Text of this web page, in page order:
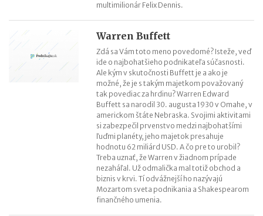
multimilionár Felix Dennis.
Warren Buffett
Zdá sa Vám toto meno povedomé? Isteže, veď
ide o najbohatšieho podnikateľa súčasnosti.
Ale kým v skutočnosti Buffett je a ako je
možné, že je s takým majetkom považovaný
tak povediac za hrdinu? Warren Edward
Buffett sa narodil 30. augusta 1930 v Omahe, v
americkom štáte Nebraska. Svojimi aktivitami
si zabezpečil prvenstvo medzi najbohatšími
ľuďmi planéty, jeho majetok presahuje
hodnotu 62 miliárd USD. A čo pre to urobil?
Treba uznať, že Warren v žiadnom prípade
nezaháľal. Už odmalička mal totiž obchod a
biznis v krvi. Tí odvážnejší ho nazývajú
Mozartom sveta podnikania a Shakespearom
finančného umenia.